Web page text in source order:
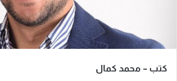
ك
و
كتب – محمد كمال